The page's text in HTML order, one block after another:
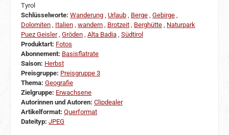
Tyrol
Schlüsselworte: Wanderung Urlaub Berge Gebirge
Dolomiten
Italien wandern Brotzeit Berghütte
Naturpark
Puez Geisler, Gröden Alta Badia Südtirol
Produktart: Fotos
Abonnement: Basisflatrate
Saison: Herbst
Preisgruppe: Preisgruppe 3
Thema: Geografie
Zielgruppe: Erwachsene
Autorinnen und Autoren: Clipdealer
Artikelformat: Querformat
Dateityp: JPEG